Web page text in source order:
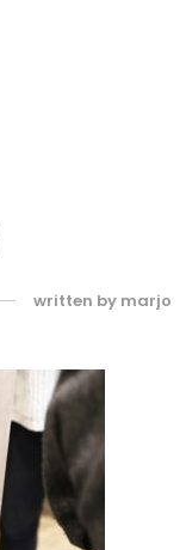
written by marjo